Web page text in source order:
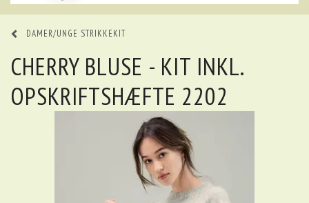
DAMER/UNGE STRIKKEKIT
CHERRY BLUSE - KIT INKL.
OPSKRIFTSHÆFTE 2202